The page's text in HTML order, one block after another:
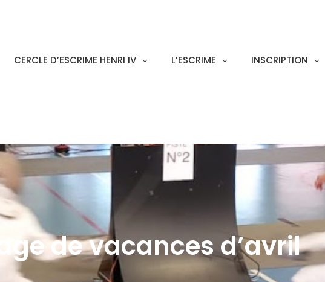
CERCLE D’ESCRIME HENRI IV L’ESCRIME INSCRIPTION
de vacances d’avril